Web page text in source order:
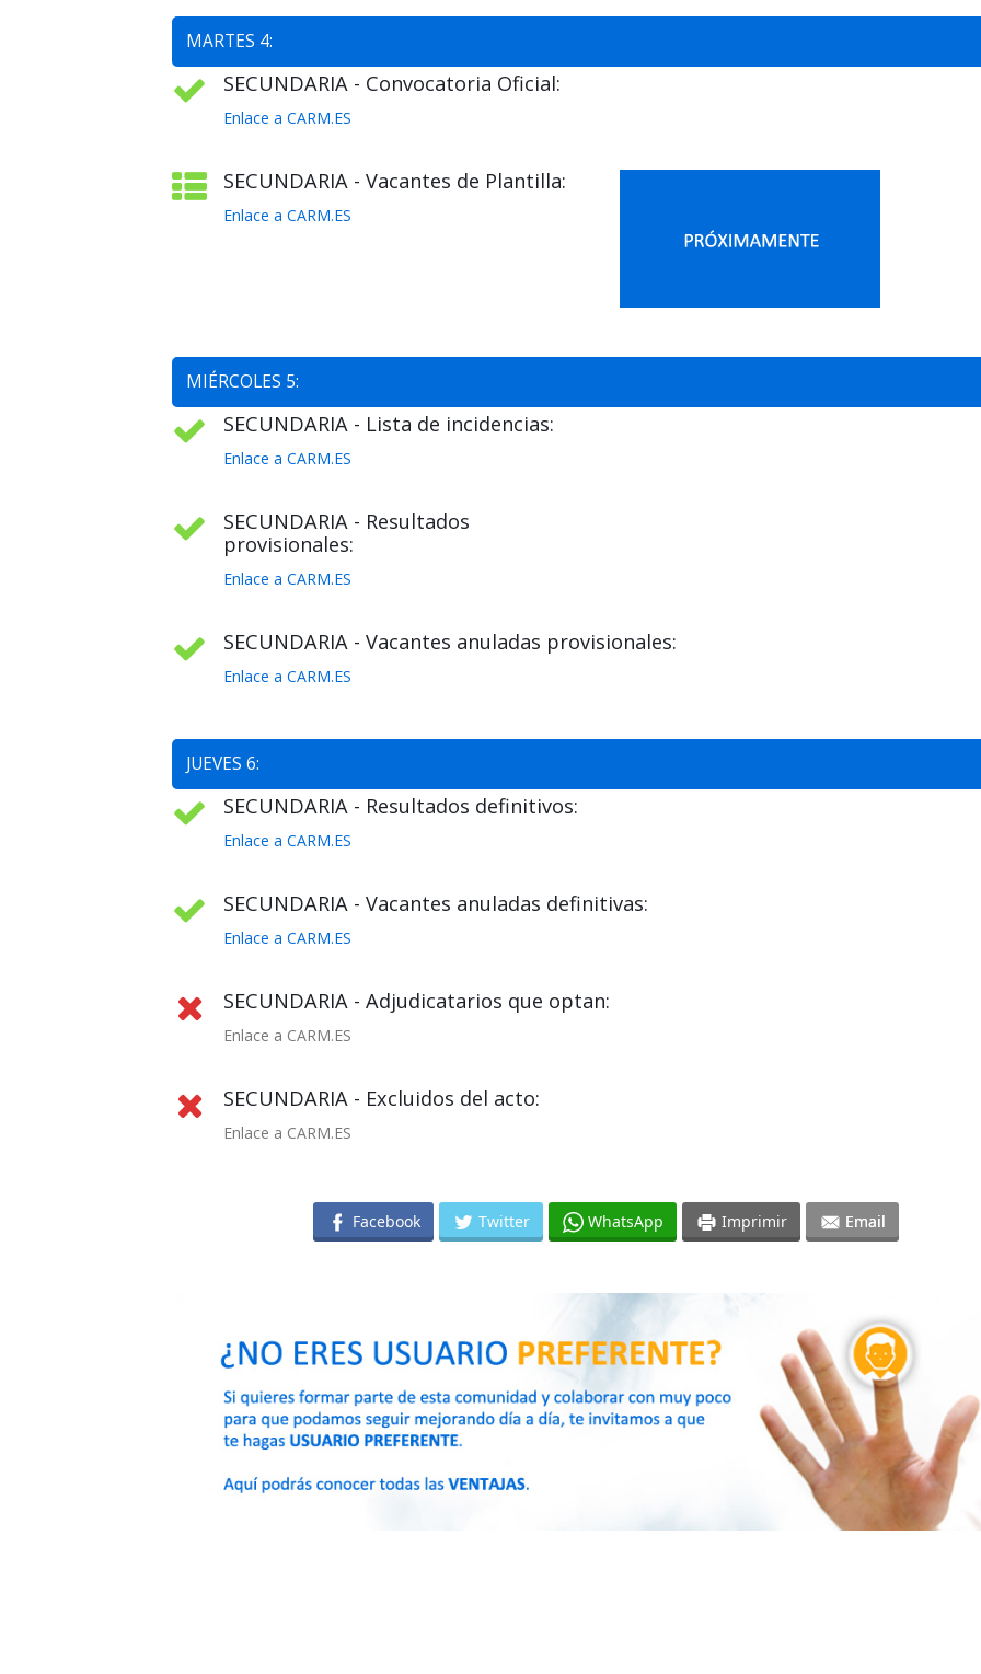
MARTES 4:
SECUNDARIA - Convocatoria Oficial:
Enlace a CARM.ES
SECUNDARIA - Vacantes de Plantilla:
Enlace a CARM.ES
MIÉRCOLES 5:
SECUNDARIA - Lista de incidencias:
Enlace a CARM.ES
SECUNDARIA - Resultados
provisionales:
Enlace a CARM.ES
SECUNDARIA - Vacantes anuladas provisionales:
Enlace a CARM.ES
JUEVES 6:
SECUNDARIA - Resultados definitivos:
Enlace a CARM.ES
SECUNDARIA - Vacantes anuladas definitivas:
Enlace a CARM.ES
SECUNDARIA - Adjudicatarios que optan:
Enlace a CARM.ES
SECUNDARIA - Excluidos del acto:
Enlace a CARM.ES
Facebook Twitter WhatsApp Imprimir Email